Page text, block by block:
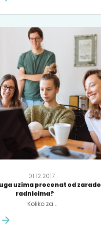
01.12.2017.
uzima procenat od zarade
radnicima?
Koliko za...